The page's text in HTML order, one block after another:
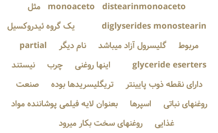
monoaceto
distearinmonoaceto مثل
diglyserides monostearin
یک گروه ئیدروکسیل
مربوط
گلیسرول آزاد میباشد نام دیگر
partial
glyceride eserters
اینها روغنی چرب
نیستند
دارای نقطه ذوب پایینتر
تریگلیسریدها بوده
صنعت
روغنهای نباتی
اسپرها
بعنوان لایه فیلمی پوشاننده مواد
غذایی
روغنهای سخت بکار میرود